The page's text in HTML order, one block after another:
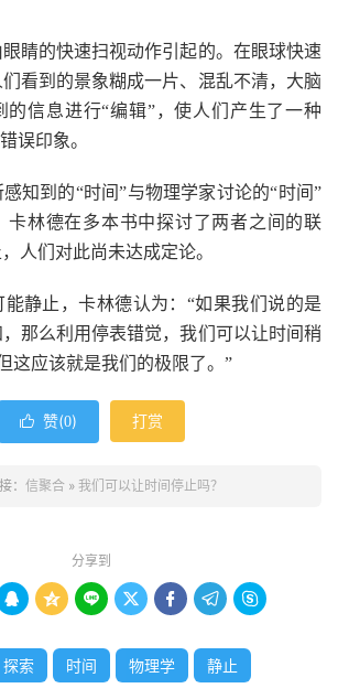
睛的快速扫视动作引起的。在眼球快速
看到的景象糊成一片、混乱不清，大脑
的信息进行“编辑”，使人们产生了一种
误印象。
知到的“时间”与物理学家讨论的“时间”
卡林德在多本书中探讨了两者之间的联
人们对此尚未达成定论。
能静止，卡林德认为：“如果我们说的是
那么利用停表错觉，我们可以让时间稍
这应该就是我们的极限了。”
 赞(0) 打赏
： 信聚合 » 我们可以让时间停止吗？
分享到
      
探索 时间 物理学 静止